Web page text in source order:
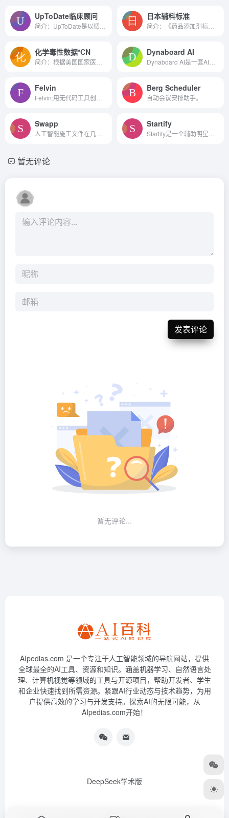
UpToDate临床顾问 日本辅料标准
化学毒性数据*CN Dynaboard AI
Felvin Berg Scheduler
自动会议安排助手。
Swapp Startify
暂无评论
发表评论
暂无评论...
AIpedias.com 是一个专注于人工智能领域的导航网站，提供
全球最全的AI工具、资源和知识。涵盖机器学习、自然语言处
理、计算机视觉等领域的工具与开源项目，帮助开发者、学生
和企业快速找到所需资源。紧跟AI行业动态与技术趋势，为用
户提供高效的学习与开发支持。探索AI的无限可能，从
AIpedias.com开始！
DeepSeek学术版